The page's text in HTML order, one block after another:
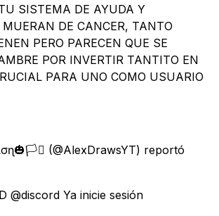
SISTEMA DE AYUDA Y
DE CANCER, TANTO
PERO PARECEN QUE SE
POR INVERTIR TANTITO EN
PARA UNO COMO USUARIO
(@AlexDrawsYT) reportó
@discord Ya inicie sesión